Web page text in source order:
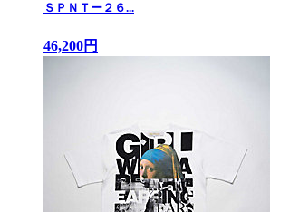
ＳＰＮＴー２６...
46,200円